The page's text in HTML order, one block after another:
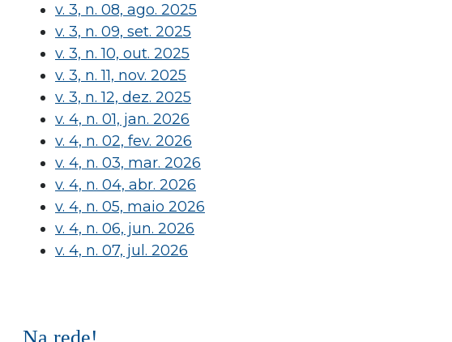
v. 3, n. 08, ago. 2025
v. 3, n. 09, set. 2025
v. 3, n. 10, out. 2025
v. 3, n. 11, nov. 2025
v. 3, n. 12, dez. 2025
v. 4, n. 01, jan. 2026
v. 4, n. 02, fev. 2026
v. 4, n. 03, mar. 2026
v. 4, n. 04, abr. 2026
v. 4, n. 05, maio 2026
v. 4, n. 06, jun. 2026
v. 4, n. 07, jul. 2026